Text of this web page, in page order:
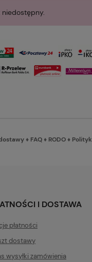
♦ FAQ♦ RODO♦
I DOSTAWA
płatności
dostawy
wysyłki zamówienia